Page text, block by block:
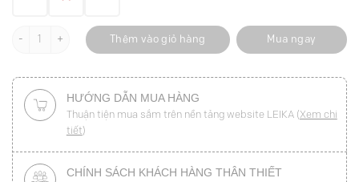
Chân váy xoè cạp liền đính đỉa TT số lượng
Thêm vào giỏ hàng Mua ngay
HƯỚNG DẪN MUA HÀNG
Thuận tiện mua sắm trên nền tảng website LEIKA (Xem chi
tiết)
CHÍNH SÁCH KHÁCH HÀNG THÂN THIẾT